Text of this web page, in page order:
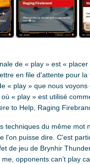
de « play » est «
en file d'attente pour la
« play » que nous voyons
« play » est utilisé
to Help, Raging
techniques du même mot
l'on puisse dire. C'est
de jeu de Brynhir
opponents can’t play